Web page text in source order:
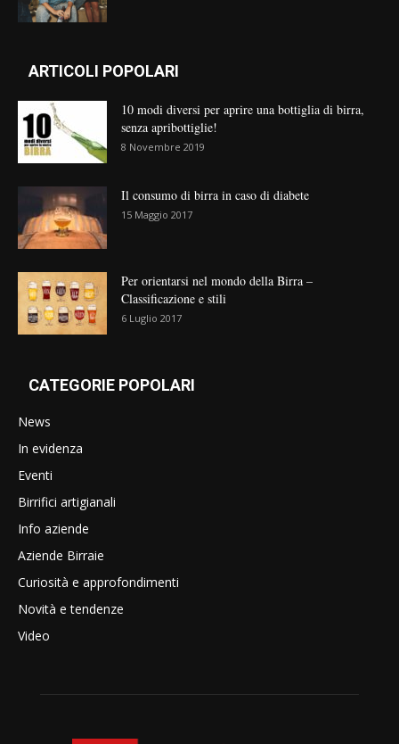
ARTICOLI POPOLARI
10 modi diversi per aprire una bottiglia di birra,
senza apribottiglie!
8 Novembre 2019
Il consumo di birra in caso di diabete
15 Maggio 2017
Per orientarsi nel mondo della Birra –
Classificazione e stili
6 Luglio 2017
CATEGORIE POPOLARI
News
In evidenza
Eventi
Birrifici artigianali
Info aziende
Aziende Birraie
Curiosità e approfondimenti
Novità e tendenze
Video